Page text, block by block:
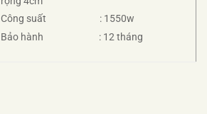
Công suất : 1550w
Bảo hành : 12 tháng